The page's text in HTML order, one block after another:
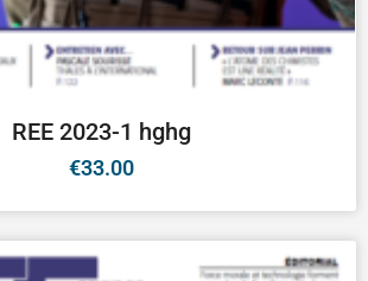
REE 2023-1 hghg
€33.00